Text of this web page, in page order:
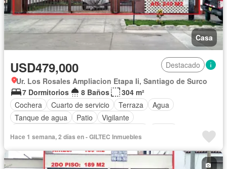
Casa
USD479,000
Destacado
Ur. Los Rosales Ampliacion Etapa Ii, Santiago de Surco
7 Dormitorios
8 Baños
304 m²
Cochera
Cuarto de servicio Terraza
Agua
Tanque de agua
Patio
Vigilante
Sin amoblar
Hace 1 semana, 2 días en - GILTEC Inmuebles